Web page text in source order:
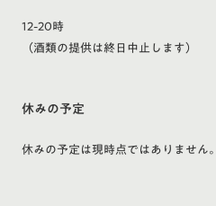
12-20時
（酒類の提供は終日中止します）
休みの予定
休みの予定は現時点ではありません。